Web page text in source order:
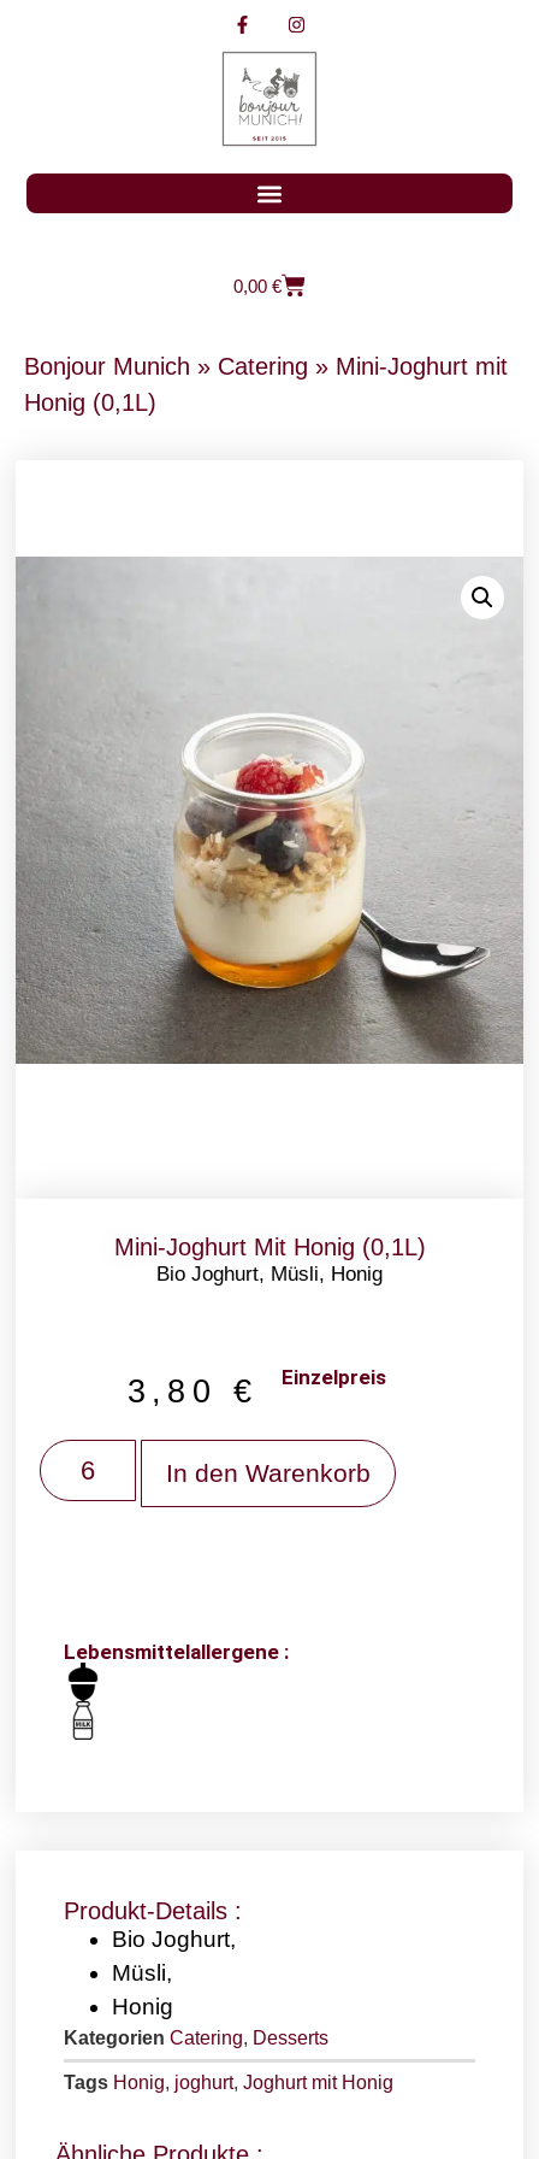
0,00 €
Bonjour Munich » Catering » Mini-Joghurt mit
Honig (0,1L)
Mini-Joghurt Mit Honig (0,1L)
Bio Joghurt, Müsli, Honig
3,80 € Einzelpreis
In den Warenkorb
Lebensmittelallergene :
Produkt-Details :
Bio Joghurt,
Müsli,
Honig
Kategorien Catering, Desserts
Tags Honig, joghurt,Joghurt mit Honig